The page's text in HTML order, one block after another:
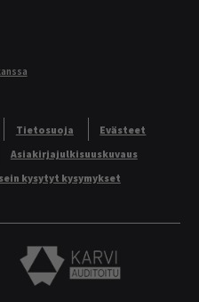
Tietosuoja
Evästeet
Asiakirjajulkisuuskuvaus
kysytyt kysymykset
University Alliance logo
Karvi Auditoitu logo